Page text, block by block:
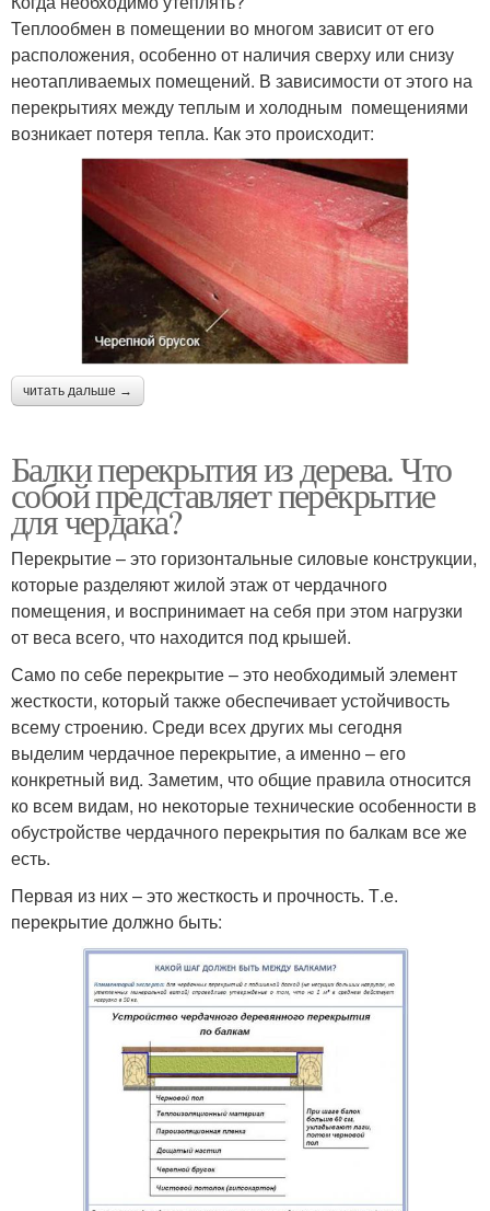
Теплообмен в помещении во многом зависит от его
расположения, особенно от наличия сверху или снизу
неотапливаемых помещений. В зависимости от этого на
перекрытиях между теплым и холодным помещениями
возникает потеря тепла. Как это происходит:
читать дальше →
Балки перекрытия из дерева. Что
собой представляет перекрытие
для чердака?
Перекрытие – это горизонтальные силовые конструкции,
которые разделяют жилой этаж от чердачного
помещения, и воспринимает на себя при этом нагрузки
от веса всего, что находится под крышей.
Само по себе перекрытие – это необходимый элемент
жесткости, который также обеспечивает устойчивость
всему строению. Среди всех других мы сегодня
выделим чердачное перекрытие, а именно – его
конкретный вид. Заметим, что общие правила относится
ко всем видам, но некоторые технические особенности в
обустройстве чердачного перекрытия по балкам все же
есть.
Первая из них – это жесткость и прочность. Т.е.
перекрытие должно быть: